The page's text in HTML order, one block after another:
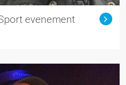
evenement